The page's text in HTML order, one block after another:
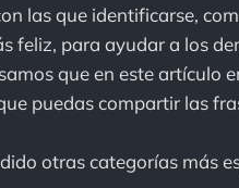
las que identificarse,
feliz, para ayudar a los
que en este artículo
puedas compartir las
otras categorías más